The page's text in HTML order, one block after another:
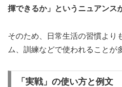
揮できるか」というニュアンス
そのため、日常生活の習慣より
ム、訓練などで使われることが
「実戦」の使い方と例文